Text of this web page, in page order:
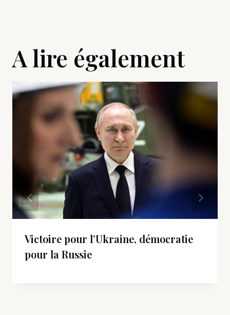
A lire également
Victoire pour l’Ukraine, démocratie
pour la Russie